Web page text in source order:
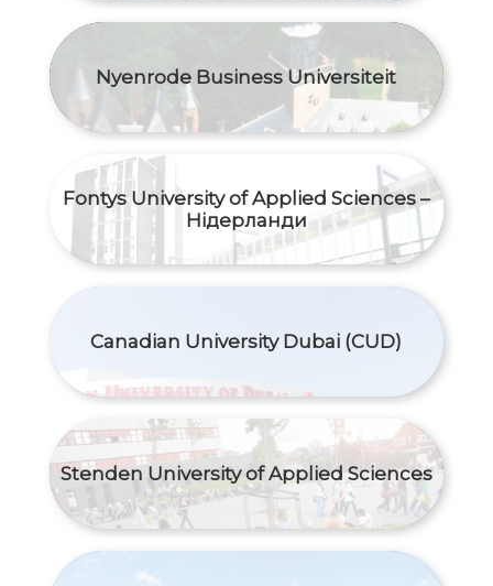
Nyenrode Business Universiteit
Fontys University of Applied Sciences –
Нідерланди
Canadian University Dubai (CUD)
Stenden University of Applied Sciences